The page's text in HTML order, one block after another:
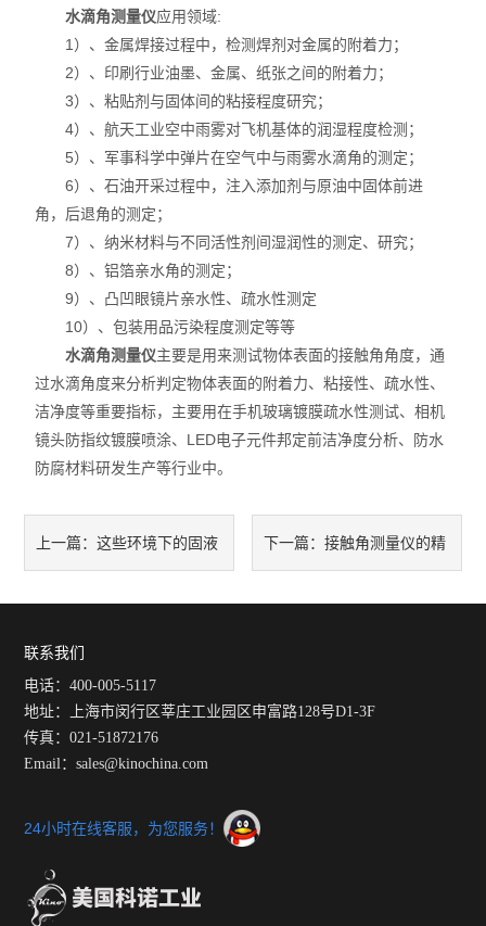
水滴角测量仪应用领域:
1）、金属焊接过程中，检测焊剂对金属的附着力；
2）、印刷行业油墨、金属、纸张之间的附着力；
3）、粘贴剂与固体间的粘接程度研究；
4）、航天工业空中雨雾对飞机基体的润湿程度检测；
5）、军事科学中弹片在空气中与雨雾水滴角的测定；
6）、石油开采过程中，注入添加剂与原油中固体前进
角，后退角的测定；
7）、纳米材料与不同活性剂间湿润性的测定、研究；
8）、铝箔亲水角的测定；
9）、凸凹眼镜片亲水性、疏水性测定
10）、包装用品污染程度测定等等
水滴角测量仪主要是用来测试物体表面的接触角角度，通
过水滴角度来分析判定物体表面的附着力、粘接性、疏水性、
洁净度等重要指标，主要用在手机玻璃镀膜疏水性测试、相机
镜头防指纹镀膜喷涂、LED电子元件邦定前洁净度分析、防水
防腐材料研发生产等行业中。
上一篇：这些环境下的固液
意义
下一篇： 接触角测量仪的精
联系我们
电话：400-005-5117
地址：上海市闵行区莘庄工业园区申富路128号D1-3F
传真：021-51872176
Email：sales@kinochina.com
24小时在线客服，为您服务！